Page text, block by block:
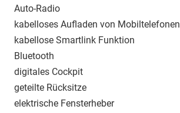
Auto-Radio
kabelloses Aufladen von Mobiltelefonen
kabellose Smartlink Funktion
Bluetooth
digitales Cockpit
geteilte Rücksitze
elektrische Fensterheber